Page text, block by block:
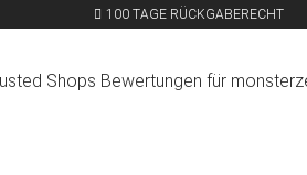
100 TAGE RÜCKGABERECHT